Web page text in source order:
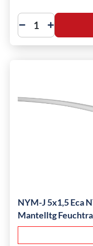
NYM-J 5x1,5 Eca
Mantelltg